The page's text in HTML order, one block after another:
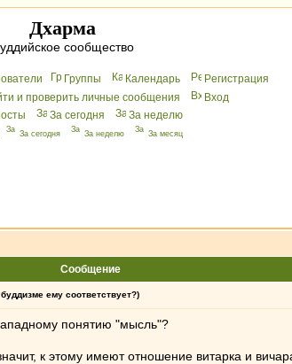
Дхарма
сообщество
Группы Календарь
Peгиcтрaция
и проверить личные сообщения
Вхoд
За сегодня За неделю
За сегодня За неделю За месяц
Сообщение
ему соответствует?)
понятию "мысль"?
к этому имеют отношение витарка и